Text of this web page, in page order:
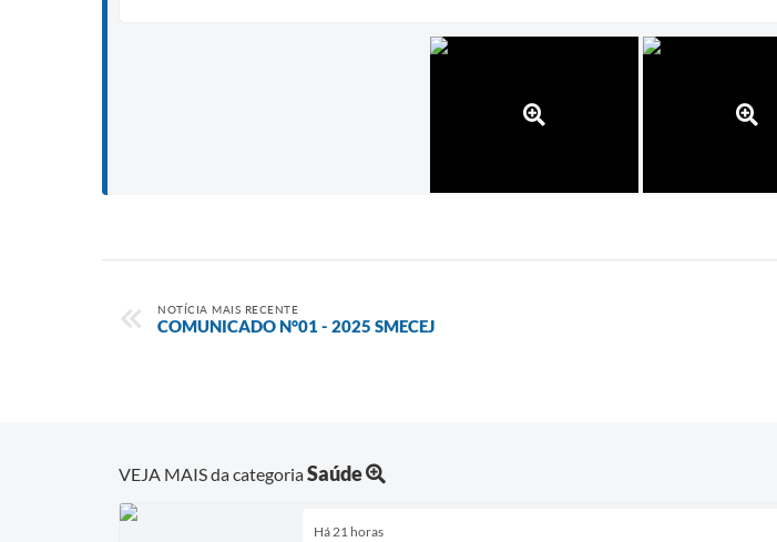
NOTÍCIA MAIS RECENTE
COMUNICADO N°01 - 2025 SMECEJ
VEJA MAIS da categoriaSaúde
Há 21 horas